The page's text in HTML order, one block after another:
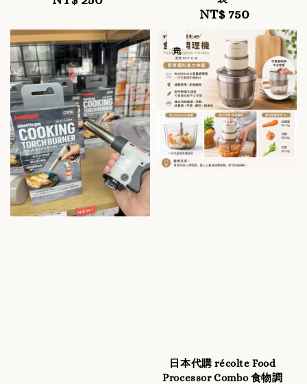
Regular
NT$ 750
日本代購 récolte Food
Processor Combo 食物調